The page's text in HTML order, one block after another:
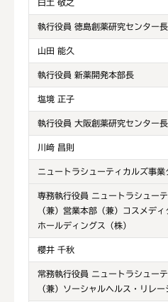
白土 敬之
執行役員 徳島創薬研究センター長
山田 能久
執行役員 新薬開発本部長
塩境 正子
執行役員 大阪創薬研究センター長
川﨑 昌則
ニュートラシューティカルズ事業
専務執行役員 ニュートラシュー
（兼）営業本部（兼）コスメデ
ホールディングス（株）
櫻井 千秋
常務執行役員 ニュートラシュー
（兼）ソーシャルヘルス・リレ